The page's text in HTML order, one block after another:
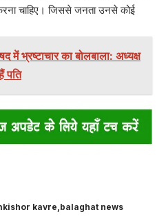
चाहिए। जिससे जनता उनसे कोई
में भ्रष्टाचार का बोलबाला: अध्यक्ष
पति
kavre balaghat news